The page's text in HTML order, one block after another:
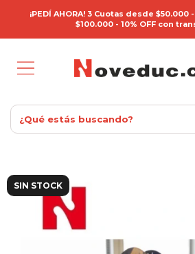
¡PEDÍ AHORA! 3 Cuotas desde
$100.000 - 10% OFF con
SIN STOCK